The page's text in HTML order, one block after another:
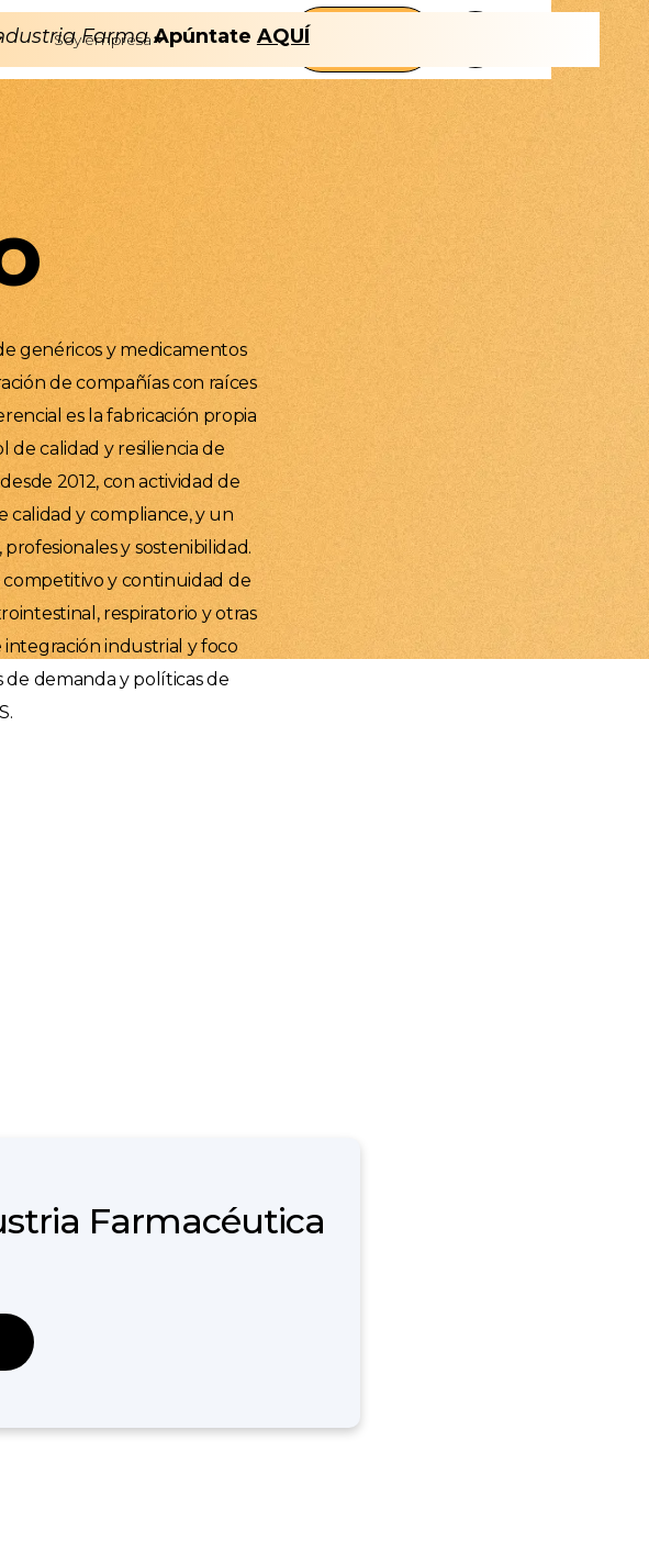
FarmaApúntate AQUÍ
Soy empresa Nosotros
genéricos y medicamentos
de compañías con raíces
es la fabricación propia
de calidad y resiliencia de
2012, con actividad de
calidad y compliance, y un
y sostenibilidad.
competitivo y continuidad de
respiratorio y otras
industrial y foco
de demanda y políticas de
Farmacéutica